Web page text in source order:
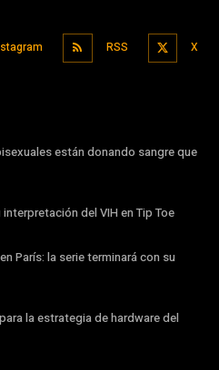
RSS X
están donando sangre que
del VIH en Tip Toe
París: la serie terminará con su
la estrategia de hardware del